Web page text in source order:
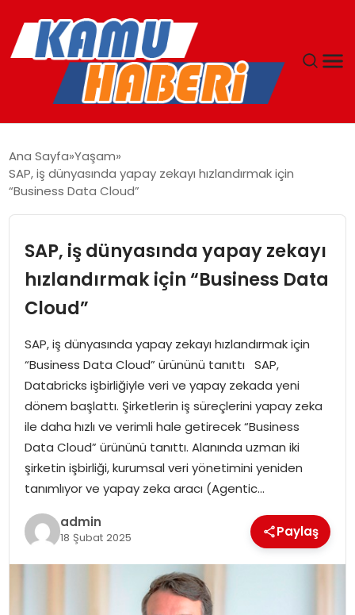
YAŞAM
EKONOMI
SPOR
TEKNOLOJI
EĞITIM
GENEL
Ana Sayfa Yaşam
SAP, iş dünyasında yapay zekayı hızlandırmak için
“Business Data Cloud”
SAP, iş dünyasında yapay zekayı
hızlandırmak için “Business Data
Cloud”
SAP, iş dünyasında yapay zekayı hızlandırmak için
“Business Data Cloud” ürününü tanıttı SAP,
Databricks işbirliğiyle veri ve yapay zekada yeni
dönem başlattı. Şirketlerin iş süreçlerini yapay zeka
ile daha hızlı ve verimli hale getirecek “Business
Data Cloud” ürününü tanıttı. Alanında uzman iki
şirketin işbirliği, kurumsal veri yönetimini yeniden
tanımlıyor ve yapay zeka aracı (Agentic…
admin
18 Şubat 2025 Paylaş